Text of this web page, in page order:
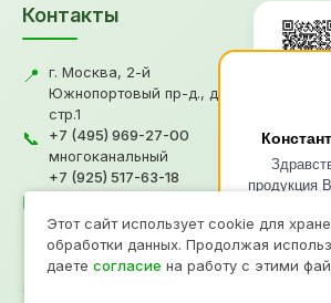
продукция
Контакты
📍
г. Москва, 2-й
Южнопортовый пр-д., д.18,
стр.1
📞
+7 (495) 969-27-00
многоканальный
+7 (925) 517-63-18
✉️
© 2026,
Политика
Этот сайт использует cookie для
обработки данных. Продолжая
даетесогласие на работу с этими